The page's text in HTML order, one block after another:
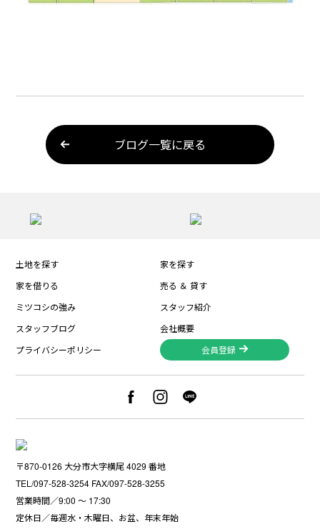
ブログ一覧に戻る
〒870-0126 大分市大字横尾 4029 番地
TEL/097-528-3254 FAX/097-528-3255
営業時間／9:00 〜 17:30
定休日／毎週水・木曜日、お盆、年末年始
土地を探す
家を探す
家を借りる
売る ＆ 貸す
ミツコシの強み
スタッフ紹介
スタッフブログ
会社概要
プライバシーポリシー
会員登録